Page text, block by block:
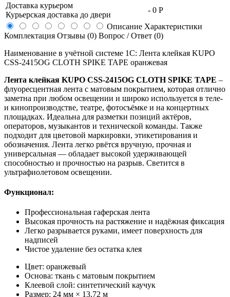
Доставка курьером
Курьерская доставка до двери
- 0 Р
Описание Характеристики
Комплектация Отзывы (0) Вопрос / Ответ (0)
Наименование в учётной системе 1С: Лента клейкая KUPO
CSS-2415OG CLOTH SPIKE TAPE оранжевая
Лента клейкая KUPO CSS-2415OG CLOTH SPIKE TAPE –
флуоресцентная лента с матовым покрытием, которая отлично
заметна при любом освещении и широко используется в теле-
и кинопроизводстве, театре, фотосъёмке и на концертных
площадках. Идеальна для разметки позиций актёров,
операторов, музыкантов и технической команды. Также
подходит для цветовой маркировки, этикетирования и
обозначения. Лента легко рвётся вручную, прочная и
универсальная — обладает высокой удерживающей
способностью и прочностью на разрыв. Светится в
ультрафиолетовом освещении.
Функционал:
Профессиональная гаферская лента
Высокая прочность на растяжение и надёжная фиксация
Легко разрывается руками, имеет поверхность для
надписей
Чистое удаление без остатка клея
Цвет: оранжевый
Основа: ткань с матовым покрытием
Клеевой слой: синтетический каучук
Размер: 24 мм × 13,72 м